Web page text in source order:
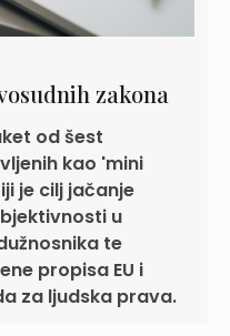
zakona
od šest
kao 'mini
je cilj jačanje
u
te
propisa EU i
za ljudska prava.